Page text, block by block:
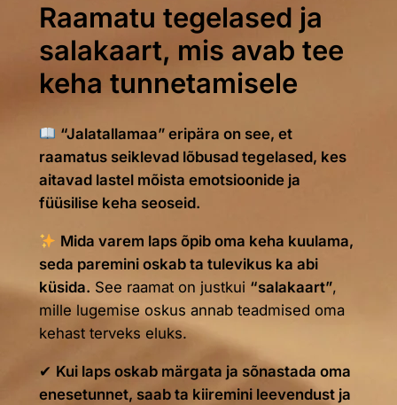
Raamatu tegelased ja
salakaart, mis avab tee
keha tunnetamisele
“Jalatallamaa” eripära on see, et
raamatus seiklevad lõbusad tegelased, kes
aitavad lastel mõista emotsioonide ja
füüsilise keha seoseid.
Mida varem laps õpib oma keha kuulama,
seda paremini oskab ta tulevikus ka abi
küsida. See raamat on justkui “salakaart”,
mille lugemise oskus annab teadmised oma
kehast terveks eluks.
✔ Kui laps oskab märgata ja sõnastada oma
enesetunnet, saab ta kiiremini leevendust ja